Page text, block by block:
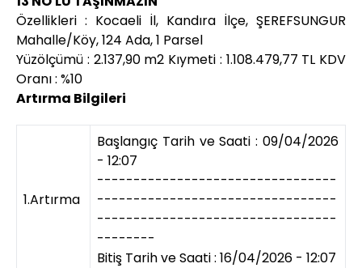
Özellikleri : Kocaeli İl, Kandıra İlçe, ŞEREFSUNGUR
Mahalle/Köy, 124 Ada, 1 Parsel
Yüzölçümü : 2.137,90 m2 Kıymeti : 1.108.479,77 TL KDV
Oranı : %10
Artırma Bilgileri
1.Artırma
Başlangıç Tarih ve Saati : 09/04/2026
- 12:07
---------------------------------
---------------------------------
---------------------------------
--------
Bitiş Tarih ve Saati : 16/04/2026 - 12:07